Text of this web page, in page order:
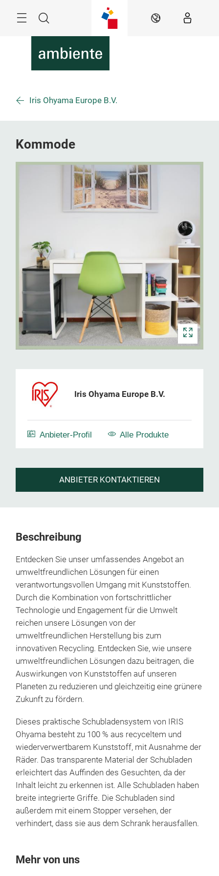
Suche DE
Iris Ohyama Europe B.V.
Kommode
Iris Ohyama Europe B.V.
Anbieter-Profil Alle Produkte
ANBIETER KONTAKTIEREN
Beschreibung
Entdecken Sie unser umfassendes Angebot an
umweltfreundlichen Lösungen für einen
verantwortungsvollen Umgang mit Kunststoffen.
Durch die Kombination von fortschrittlicher
Technologie und Engagement für die Umwelt
reichen unsere Lösungen von der
umweltfreundlichen Herstellung bis zum
innovativen Recycling. Entdecken Sie, wie unsere
umweltfreundlichen Lösungen dazu beitragen, die
Auswirkungen von Kunststoffen auf unseren
Planeten zu reduzieren und gleichzeitig eine grünere
Zukunft zu fördern.
Dieses praktische Schubladensystem von IRIS
Ohyama besteht zu 100 % aus recyceltem und
wiederverwertbarem Kunststoff, mit Ausnahme der
Räder. Das transparente Material der Schubladen
erleichtert das Auffinden des Gesuchten, da der
Inhalt leicht zu erkennen ist. Alle Schubladen haben
breite integrierte Griffe. Die Schubladen sind
außerdem mit einem Stopper versehen, der
verhindert, dass sie aus dem Schrank herausfallen.
Mehr von uns